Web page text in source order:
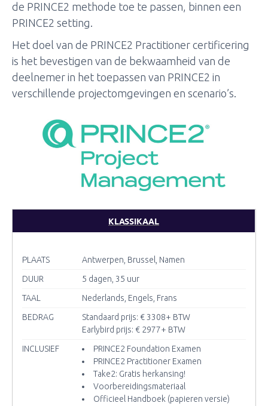
de PRINCE2 methode toe te passen, binnen een
PRINCE2 setting.
Het doel van de PRINCE2 Practitioner certificering
is het bevestigen van de bekwaamheid van de
deelnemer in het toepassen van PRINCE2 in
verschillende projectomgevingen en scenario’s.
KLASSIKAAL
PLAATS
Antwerpen, Brussel, Namen
DUUR
5 dagen, 35 uur
TAAL
Nederlands, Engels, Frans
BEDRAG
Standaard prijs: € 3308+ BTW
Earlybird prijs: € 2977+ BTW
INCLUSIEF
PRINCE2 Foundation Examen
PRINCE2 Practitioner Examen
Take2: Gratis herkansing!
Voorbereidingsmateriaal
Officieel Handboek (papieren versie)